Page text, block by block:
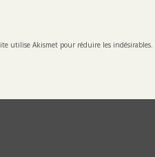
utilise Akismet pour réduire les indésirables.